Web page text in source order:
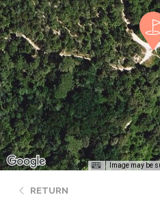
Image may be
RETURN